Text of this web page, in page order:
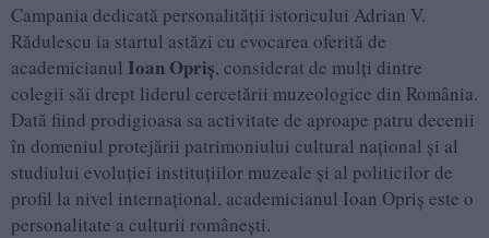
Campania dedicată personalităţii istoricului Adrian V.
Rădulescu ia startul astăzi cu evocarea oferită de
academicianul Ioan Opriş, considerat de mulţi dintre
colegii săi drept liderul cercetării muzeologice din România.
Dată fiind prodigioasa sa activitate de aproape patru decenii
în domeniul protejării patrimoniului cultural naţional şi al
studiului evoluţiei instituţiilor muzeale şi al politicilor de
profil la nivel internaţional, academicianul Ioan Opriş este o
personalitate a culturii româneşti.